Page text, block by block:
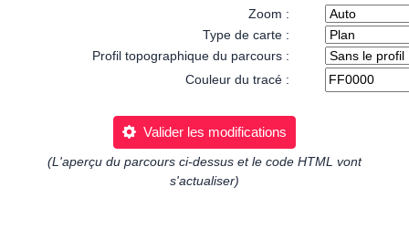
Zoom :
Type de carte :
Profil topographique du parcours :
Couleur du tracé :
Valider les modifications
(L'aperçu du parcours ci-dessus et le code HTML vont
s'actualiser)